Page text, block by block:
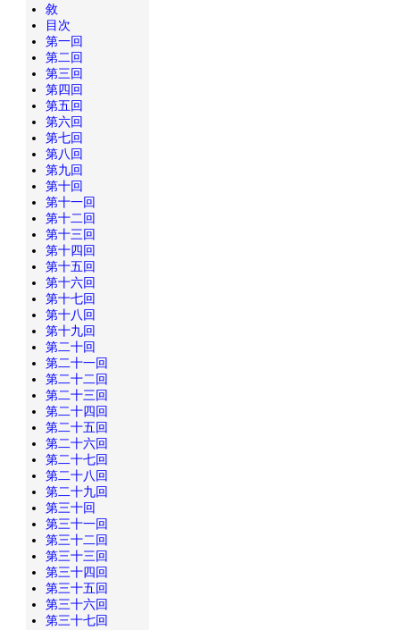
敘
目次
第一回
第二回
第三回
第四回
第五回
第六回
第七回
第八回
第九回
第十回
第十一回
第十二回
第十三回
第十四回
第十五回
第十六回
第十七回
第十八回
第十九回
第二十回
第二十一回
第二十二回
第二十三回
第二十四回
第二十五回
第二十六回
第二十七回
第二十八回
第二十九回
第三十回
第三十一回
第三十二回
第三十三回
第三十四回
第三十五回
第三十六回
第三十七回